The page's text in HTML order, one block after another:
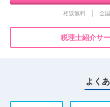
相談無料 全
税理士紹介サ
よく